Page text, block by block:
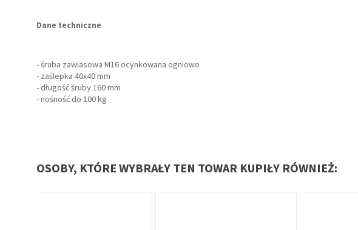
Dane techniczne
- śruba zawiasowa M16 ocynkowana ogniowo
- zaślepka 40x40 mm
- długość śruby 160 mm
- nośność do 100 kg
OSOBY, KTÓRE WYBRAŁY TEN TOWAR KUPIŁY RÓWNIEŻ: